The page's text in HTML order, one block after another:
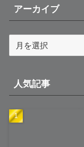
アーカイブ
ブ
人気記事